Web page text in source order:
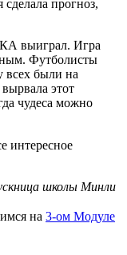
прогноз,
выиграл. Игра
Футболисты
всех были на
этот
чудеса можно
интересное
школы Минли
на 3-ом Модуле